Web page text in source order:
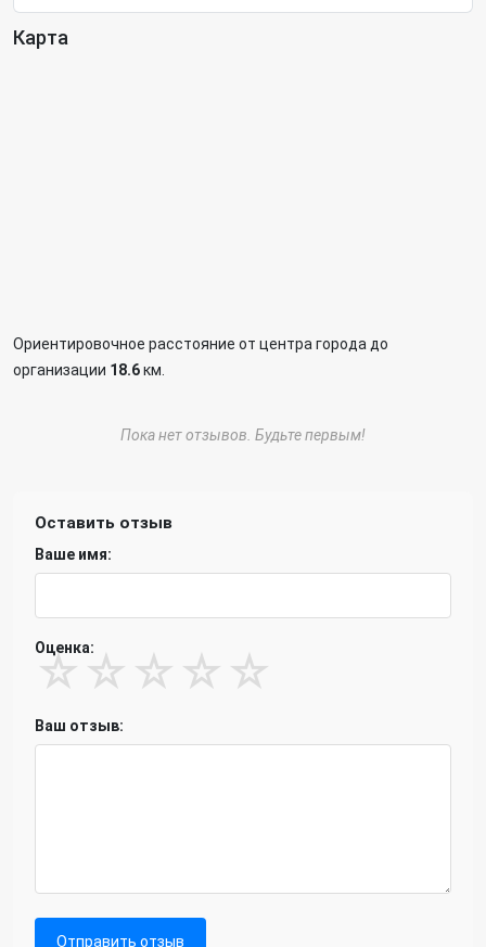
Карта
Ориентировочное расстояние от центра города до
организации 18.6км.
Пока нет отзывов. Будьте первым!
Оставить отзыв
Ваше имя:
Оценка:
☆ ☆ ☆ ☆ ☆
Ваш отзыв:
Отправить отзыв